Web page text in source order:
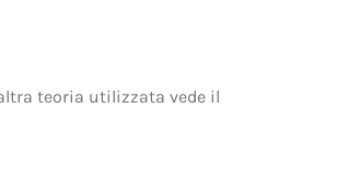
teoria utilizzata vede il